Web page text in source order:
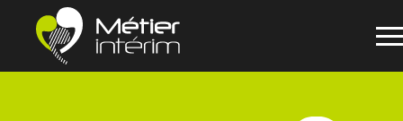
Panneau de gestion des cookies